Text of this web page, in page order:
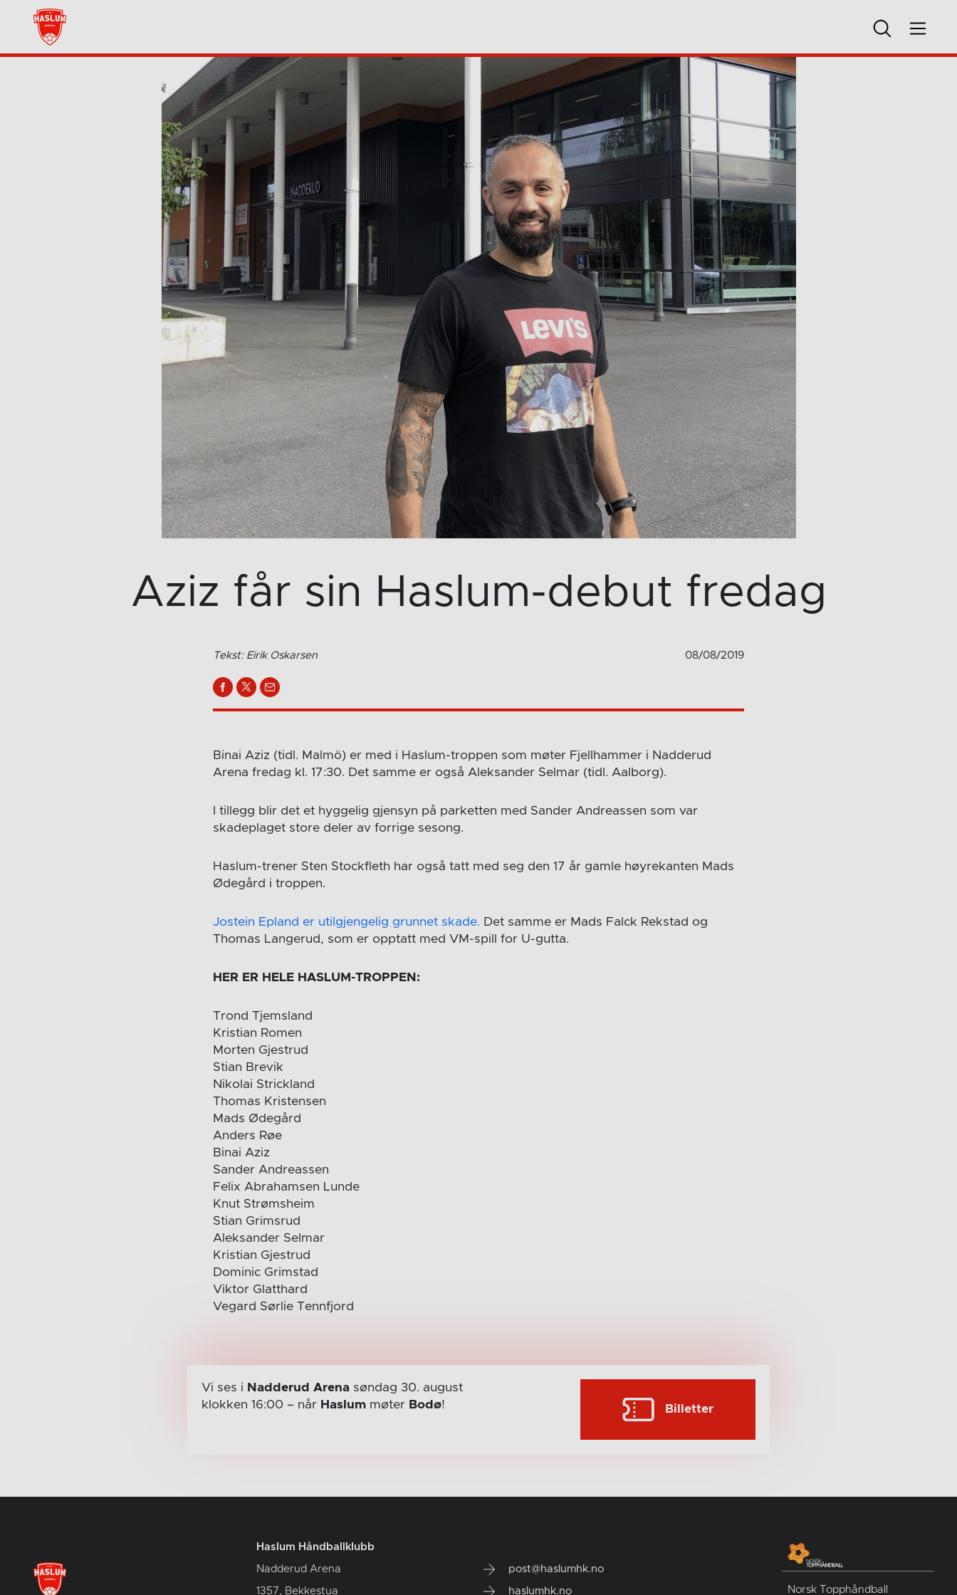
Aziz får sin Haslum-debut fredag
Tekst: Eirik Oskarsen 08/08/2019
Binai Aziz (tidl. Malmö) er med i Haslum-troppen som møter Fjellhammer i Nadderud
Arena fredag kl. 17:30. Det samme er også Aleksander Selmar (tidl. Aalborg).
I tillegg blir det et hyggelig gjensyn på parketten med Sander Andreassen som var
skadeplaget store deler av forrige sesong.
Haslum-trener Sten Stockfleth har også tatt med seg den 17 år gamle høyrekanten Mads
Ødegård i troppen.
Jostein Epland er utilgjengelig grunnet skade. Det samme er Mads Falck Rekstad og
Thomas Langerud, som er opptatt med VM-spill for U-gutta.
HER ER HELE HASLUM-TROPPEN:
Trond Tjemsland
Kristian Romen
Morten Gjestrud
Stian Brevik
Nikolai Strickland
Thomas Kristensen
Mads Ødegård
Anders Røe
Binai Aziz
Sander Andreassen
Felix Abrahamsen Lunde
Knut Strømsheim
Stian Grimsrud
Aleksander Selmar
Kristian Gjestrud
Dominic Grimstad
Viktor Glatthard
Vegard Sørlie Tennfjord
Vi ses i Nadderud Arenasøndag 30. august
klokken 16:00 – når Haslummøter Bodø! Billetter
Haslum Håndballklubb
Nadderud Arena
1357, Bekkestua
post@haslumhk.no
haslumhk.no Norsk Topphåndball